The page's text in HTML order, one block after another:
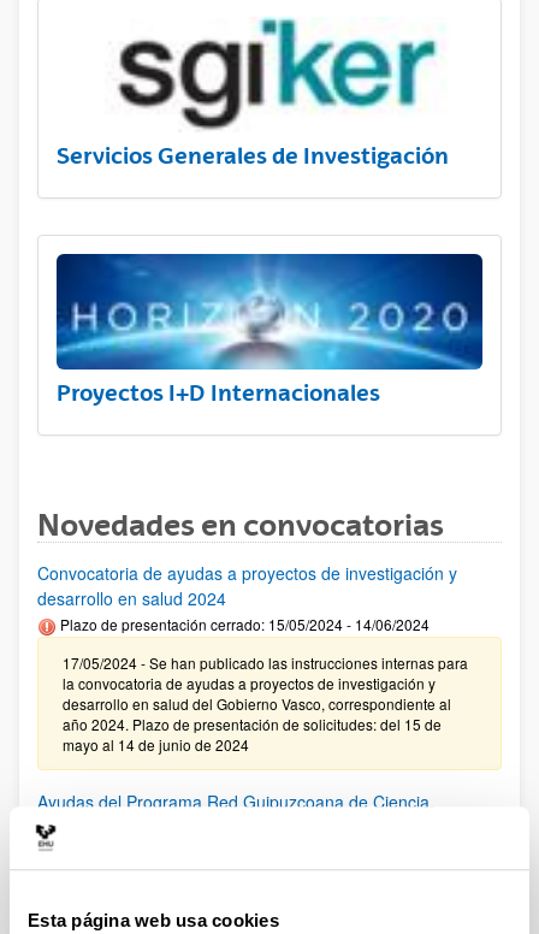
Esta página web usa cookies
Servicios Generales de Investigación
Proyectos I+D Internacionales
Novedades en convocatorias
Convocatoria de ayudas a proyectos de investigación y
desarrollo en salud 2024
Plazo de presentación cerrado: 15/05/2024 - 14/06/2024
17/05/2024 - Se han publicado las instrucciones internas para
la convocatoria de ayudas a proyectos de investigación y
desarrollo en salud del Gobierno Vasco, correspondiente al
año 2024. Plazo de presentación de solicitudes: del 15 de
mayo al 14 de junio de 2024
Ayudas del Programa Red Guipuzcoana de Ciencia,
Tecnología e Innovación 2024
El plazo para presentar solicitudes finaliza el 7 de junio de